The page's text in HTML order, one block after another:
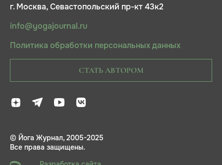
г. Москва, Севастопольский пр-кт 43к2
info@yogajournal.ru
Политика обработки персональных данных
СТАТЬ АВТОРОМ
© Йога Журнал, 2005-2025
Все права защищены.